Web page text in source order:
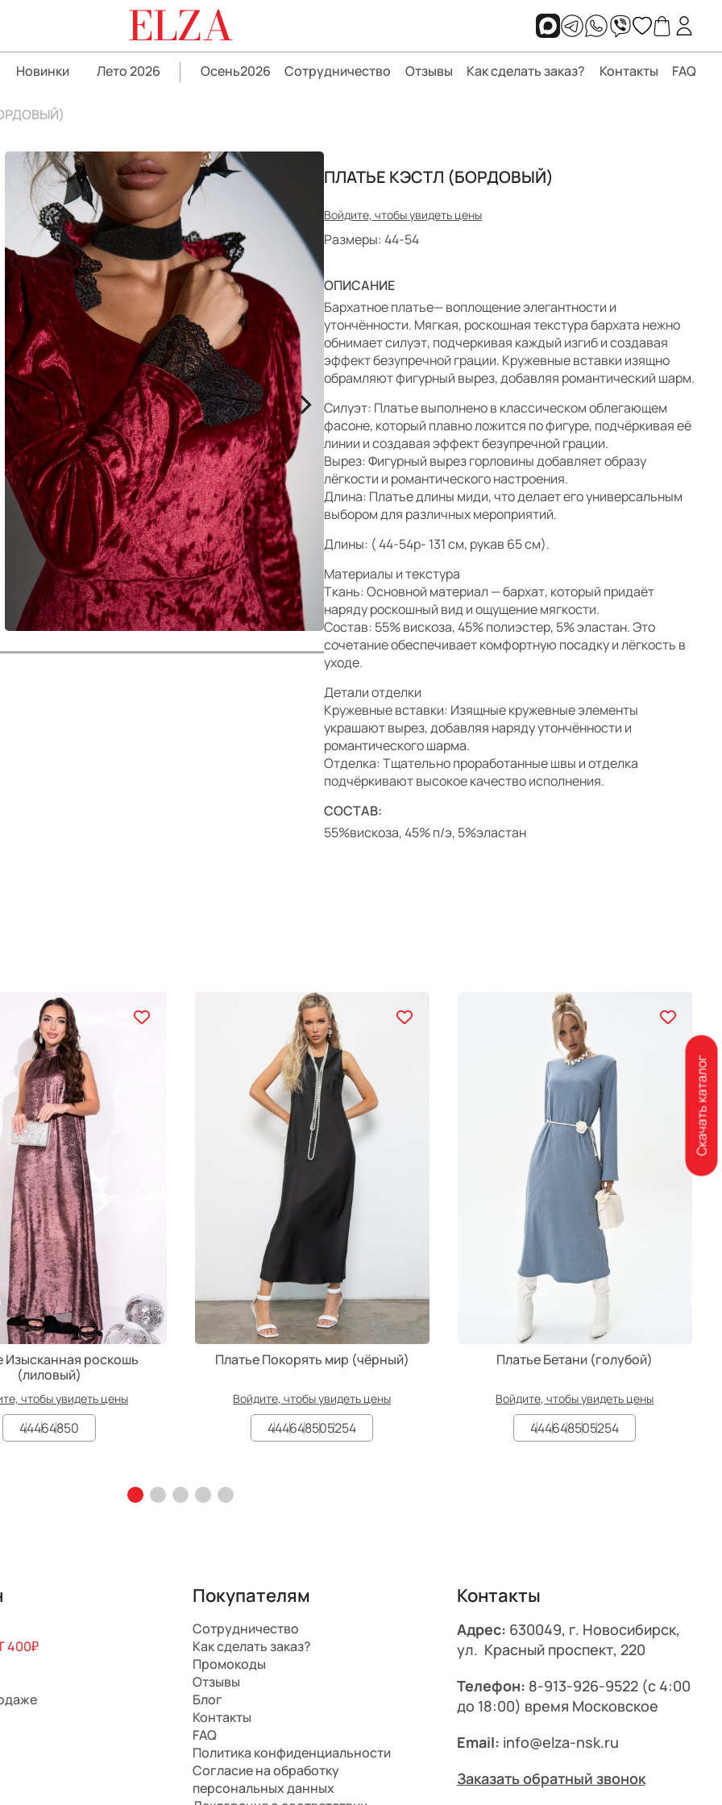
ELZA
Новинки Лето 2026 Осень2026 Сотрудничество Отзывы Как сделать заказ? Контакты FAQ
>
ПЛАТЬЕ КЭСТЛ (БОРДОВЫЙ)
Войдите, чтобы увидеть цены
Размеры: 44-54
ОПИСАНИЕ
Бархатное платье— воплощение элегантности и
утончённости. Мягкая, роскошная текстура бархата нежно
обнимает силуэт, подчеркивая каждый изгиб и создавая
эффект безупречной грации. Кружевные вставки изящно
обрамляют фигурный вырез, добавляя романтический шарм.
Силуэт: Платье выполнено в классическом облегающем
фасоне, который плавно ложится по фигуре, подчёркивая её
линии и создавая эффект безупречной грации.
Вырез: Фигурный вырез горловины добавляет образу
лёгкости и романтического настроения.
Длина: Платье длины миди, что делает его универсальным
выбором для различных мероприятий.
Длины: ( 44-54р- 131 см, рукав 65 см).
Материалы и текстура
Ткань: Основной материал — бархат, который придаёт
наряду роскошный вид и ощущение мягкости.
Состав: 55% вискоза, 45% полиэстер, 5% эластан. Это
сочетание обеспечивает комфортную посадку и лёгкость в
уходе.
Детали отделки
Кружевные вставки: Изящные кружевные элементы
украшают вырез, добавляя наряду утончённости и
романтического шарма.
Отделка: Тщательно проработанные швы и отделка
подчёркивают высокое качество исполнения.
СОСТАВ:
55%вискоза, 45% п/э, 5%эластан
Изысканная роскошь
(лиловый)
чтобы увидеть цены
44464850
Платье Покорять мир (чёрный)
Войдите, чтобы увидеть цены
444648505254
Платье Бетани (голубой)
Войдите, чтобы увидеть цены
444648505254
400₽
Покупателям
Сотрудничество
Как сделать заказ?
Промокоды
Отзывы
Блог
Контакты
FAQ
Политика конфиденциальности
Согласие на обработку
персональных данных
Контакты
Адрес: 630049, г. Новосибирск,
ул. Красный проспект, 220
Телефон: 8-913-926-9522(с 4:00
до 18:00) время Московское
Email: info@elza-nsk.ru
Заказать обратный звонок
Скачать каталог